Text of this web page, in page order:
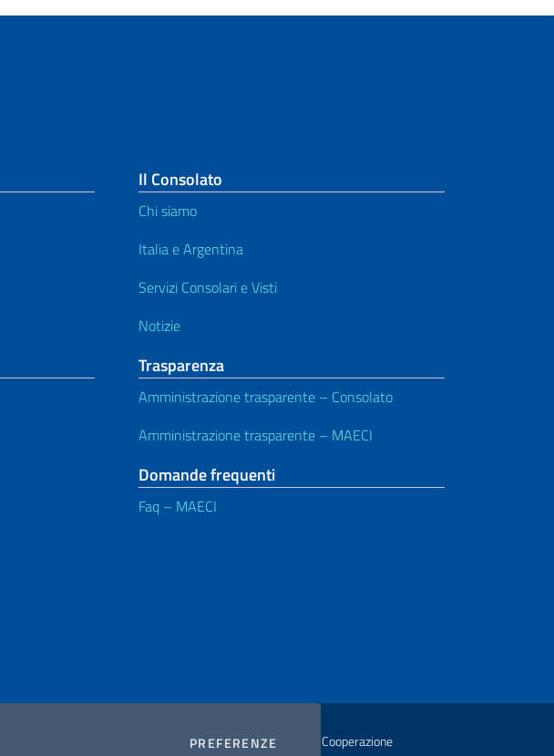
PREFERENZE COOKIES
Il Consolato
Chi siamo
Italia e Argentina
Servizi Consolari e Visti
Notizie
Trasparenza
Amministrazione trasparente – Consolato
Amministrazione trasparente – MAECI
Domande frequenti
Faq – MAECI
2026 Copyright Ministero degli Affari Esteri e della Cooperazione